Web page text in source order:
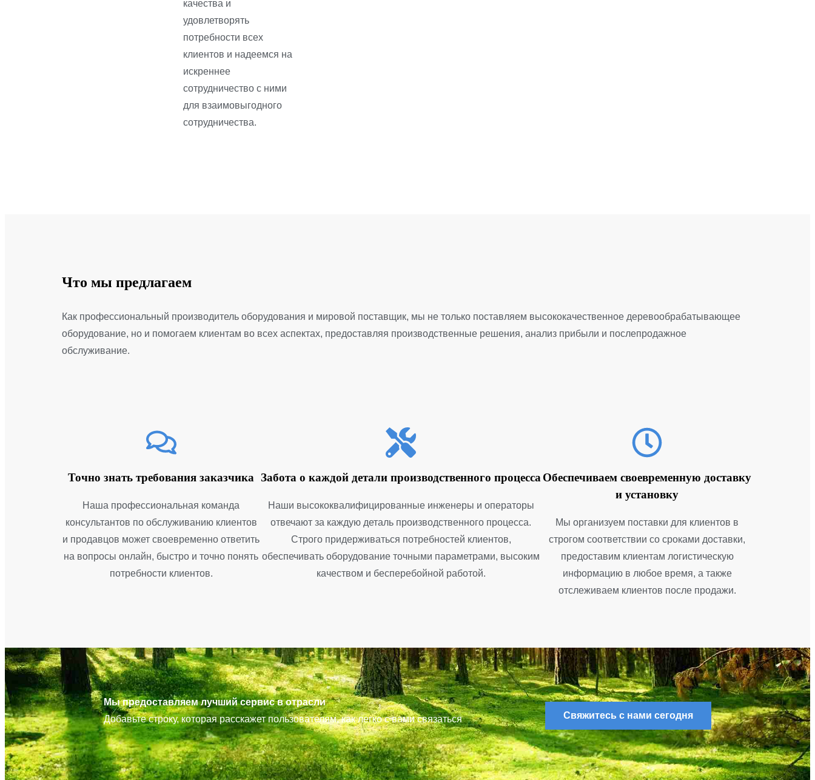
качества и
удовлетворять
потребности всех
клиентов и надеемся на
искреннее
сотрудничество с ними
для взаимовыгодного
сотрудничества.
Что мы предлагаем
Как профессиональный производитель оборудования и мировой поставщик, мы не только поставляем высококачественное деревообрабатывающее
оборудование, но и помогаем клиентам во всех аспектах, предоставляя производственные решения, анализ прибыли и послепродажное
обслуживание.
Точно знать требования заказчика
Наша профессиональная команда
консультантов по обслуживанию клиентов
и продавцов может своевременно ответить
на вопросы онлайн, быстро и точно понять
потребности клиентов.
Забота о каждой детали производственного процесса
Наши высококвалифицированные инженеры и операторы
отвечают за каждую деталь производственного процесса.
Строго придерживаться потребностей клиентов,
обеспечивать оборудование точными параметрами, высоким
качеством и бесперебойной работой.
Обеспечиваем своевременную доставку
и установку
Мы организуем поставки для клиентов в
строгом соответствии со сроками доставки,
предоставим клиентам логистическую
информацию в любое время, а также
отслеживаем клиентов после продажи.
Мы предоставляем лучший сервис в отрасли
Добавьте строку, которая расскажет пользователям, как легко с вами связаться
Свяжитесь с нами сегодня